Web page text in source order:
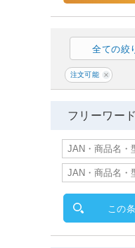
全ての絞
注文可能
フリーワード
この